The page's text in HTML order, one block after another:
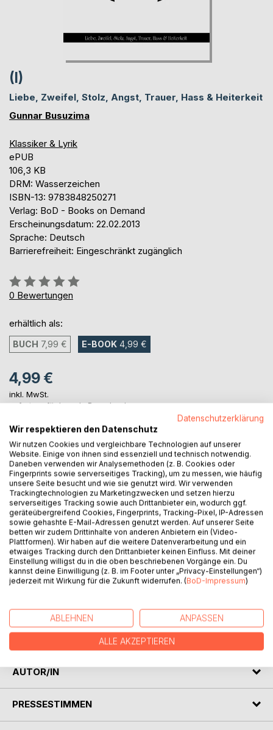
(I)
Liebe, Zweifel, Stolz, Angst, Trauer, Hass & Heiterkeit
Gunnar Busuzima
Klassiker & Lyrik
ePUB
106,3 KB
DRM: Wasserzeichen
ISBN-13: 9783848250271
Verlag: BoD - Books on Demand
Erscheinungsdatum: 22.02.2013
Sprache: Deutsch
Barrierefreiheit: Eingeschränkt zugänglich
Bewertung::
0%
0 Bewertungen
erhältlich als:
BUCH 7,99 € E-BOOK 4,99 €
4,99 €
inkl. MwSt.
sofort verfügbar als Download
IN DEN WARENKORB
Auf die Merkliste
Titel bewerten
BESCHREIBUNG
Tanzende Sterne mit reimenden Enden aus tiefstem
Herzen, zwei Jahrzehnten und unterschiedlichen Gründen...
AUTOR/IN
PRESSESTIMMEN
Datenschutzerklärung
Wir respektieren den Datenschutz
Wir nutzen Cookies und vergleichbare Technologien auf unserer
Website. Einige von ihnen sind essenziell und technisch notwendig.
Daneben verwenden wir Analysemethoden (z. B. Cookies oder
Fingerprints sowie serverseitiges Tracking), um zu messen, wie häufig
unsere Seite besucht und wie sie genutzt wird. Wir verwenden
Trackingtechnologien zu Marketingzwecken und setzen hierzu
serverseitiges Tracking sowie auch Drittanbieter ein, wodurch ggf.
geräteübergreifend Cookies, Fingerprints, Tracking-Pixel, IP-Adressen
sowie gehashte E-Mail-Adressen genutzt werden. Auf unserer Seite
betten wir zudem Drittinhalte von anderen Anbietern ein (Video-
Plattformen). Wir haben auf die weitere Datenverarbeitung und ein
etwaiges Tracking durch den Drittanbieter keinen Einfluss. Mit deiner
Einstellung willigst du in die oben beschriebenen Vorgänge ein. Du
kannst deine Einwilligung (z. B. im Footer unter „Privacy-Einstellungen“)
jederzeit mit Wirkung für die Zukunft widerrufen. (BoD-Impressum)
ABLEHNEN ANPASSEN
ALLE AKZEPTIEREN